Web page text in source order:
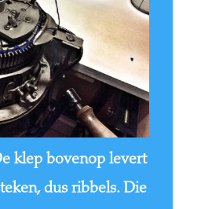
klep bovenop levert
dus ribbels. Die